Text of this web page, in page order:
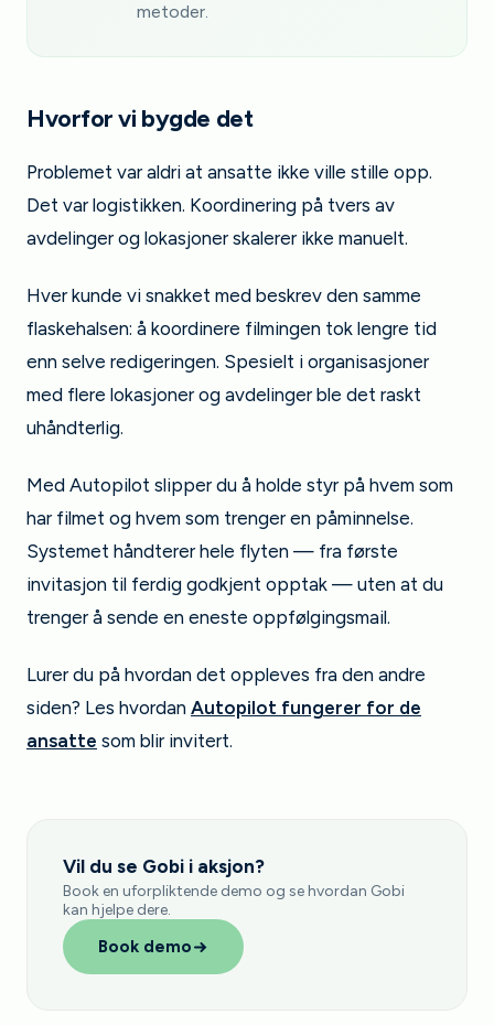
metoder.
Hvorfor vi bygde det
Problemet var aldri at ansatte ikke ville stille opp.
Det var logistikken. Koordinering på tvers av
avdelinger og lokasjoner skalerer ikke manuelt.
Hver kunde vi snakket med beskrev den samme
flaskehalsen: å koordinere filmingen tok lengre tid
enn selve redigeringen. Spesielt i organisasjoner
med flere lokasjoner og avdelinger ble det raskt
uhåndterlig.
Med Autopilot slipper du å holde styr på hvem som
har filmet og hvem som trenger en påminnelse.
Systemet håndterer hele flyten — fra første
invitasjon til ferdig godkjent opptak — uten at du
trenger å sende en eneste oppfølgingsmail.
Lurer du på hvordan det oppleves fra den andre
siden? Les hvordan Autopilot fungerer for de
ansatte som blir invitert.
Vil du se Gobi i aksjon?
Book en uforpliktende demo og se hvordan Gobi
kan hjelpe dere.
Book demo